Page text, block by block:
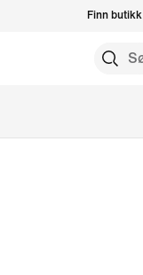
Finn butikk